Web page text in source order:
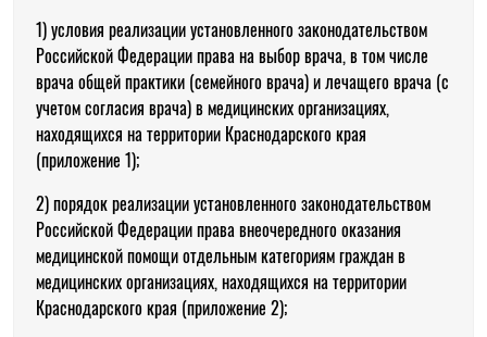
1) условия реализации установленного законодательством
Российской Федерации права на выбор врача, в том числе
врача общей практики (семейного врача) и лечащего врача (с
учетом согласия врача) в медицинских организациях,
находящихся на территории Краснодарского края
(приложение 1);
2) порядок реализации установленного законодательством
Российской Федерации права внеочередного оказания
медицинской помощи отдельным категориям граждан в
медицинских организациях, находящихся на территории
Краснодарского края (приложение 2);